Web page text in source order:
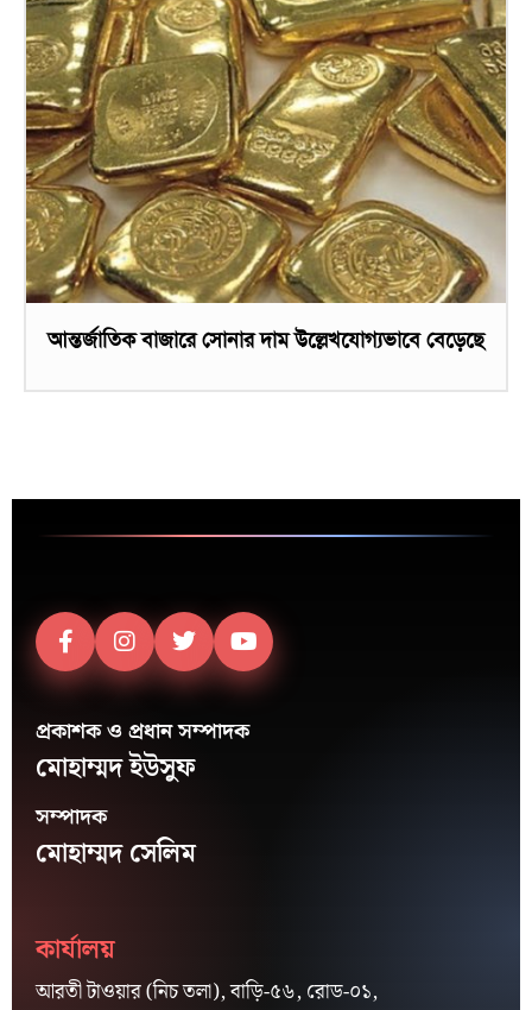
আন্তর্জাতিক বাজারে সোনার দাম উল্লেখযোগ্যভাবে বেড়েছে
প্রকাশক ও প্রধান সম্পাদক
মোহাম্মদ ইউসুফ
সম্পাদক
মোহাম্মদ সেলিম
কার্যালয়
আরতী টাওয়ার (নিচ তলা), বাড়ি-৫৬, রোড-০১,